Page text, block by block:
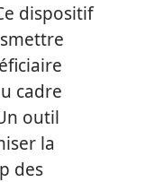
dispositif
cadre
outil
la
des